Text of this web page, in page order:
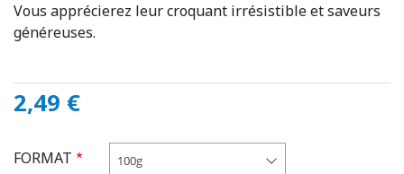
Vous apprécierez leur croquant irrésistible et saveurs
généreuses.
2,49 €
FORMAT 100g